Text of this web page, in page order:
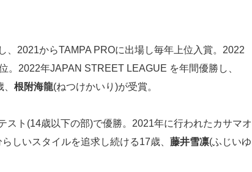
、2021からTAMPA PROに出場し毎年上位入賞。2022
。2022年JAPAN STREET LEAGUE を年間優勝し、
根附海龍(ねつけかいり)が受賞。
ト(14歳以下の部)で優勝。2021年に行われたカサマオ
しいスタイルを追求し続ける17歳、 藤井雪凛(ふじいゆ